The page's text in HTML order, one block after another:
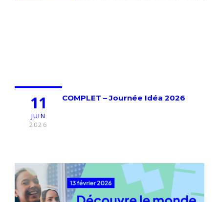
11
JUIN
2026
COMPLET – Journée Idéa 2026